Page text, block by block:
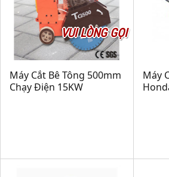
VUI LÒNG GỌI
Máy Cắt Bê Tông 500mm
Chạy Điện 15KW
Máy